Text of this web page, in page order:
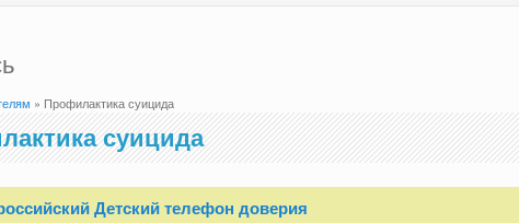
» Профилактика суицида
суицида
Детский телефон доверия